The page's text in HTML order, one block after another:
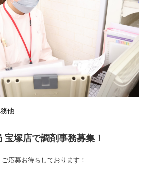
他
宝塚店で調剤事務募集！
応募お待ちしております！